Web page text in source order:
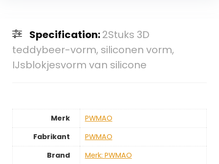
Specification:2Stuks 3D
teddybeer-vorm, siliconen vorm,
IJsblokjesvorm van silicone
Merk
‎PWMAO
Fabrikant
‎PWMAO
Brand
Merk: PWMAO